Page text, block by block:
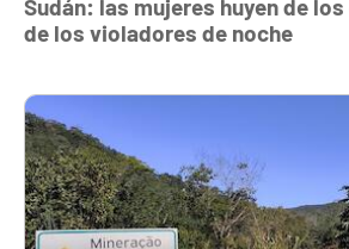
Sudán: las mujeres huyen de
de los violadores de noche